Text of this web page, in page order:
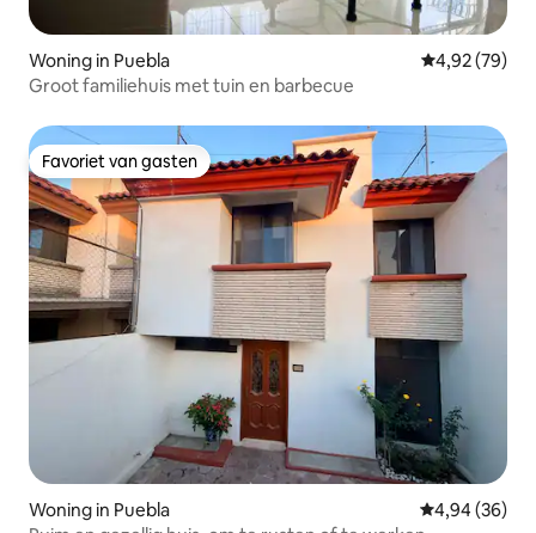
Woning in Puebla Gemiddelde
4,92 (79)
Groot familiehuis met tuin en barbecue
Favoriet van gasten
Favoriet van gasten
Woning in Puebla Gemiddelde
4,94 (36)